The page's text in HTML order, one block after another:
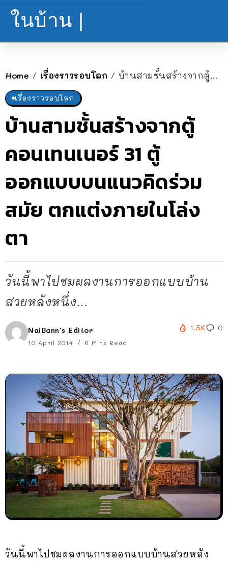
ในบ้าน |
Home / เรื่องราวรอบโลก / บ้านสามชั้นสร้างจากตู้คอนเทนเนอร์ 31 ตู้ ออกแบบบนแนวคิดร่วมสมัย ตกแต่งภายในโล่งตา
เรื่องราวรอบโลก
บ้านสามชั้นสร้างจากตู้
คอนเทนเนอร์ 31 ตู้
ออกแบบบนแนวคิดร่วม
สมัย ตกแต่งภายในโล่ง
ตา
วันนี้พาไปชมผลงานการออกแบบบ้าน
สวยหลังหนึ่ง...
NaiBann's Editor
10 April 2014 6 Mins Read
1.5K 0
วันนี้พาไปชมผลงานการออกแบบบ้านสวยหลัง